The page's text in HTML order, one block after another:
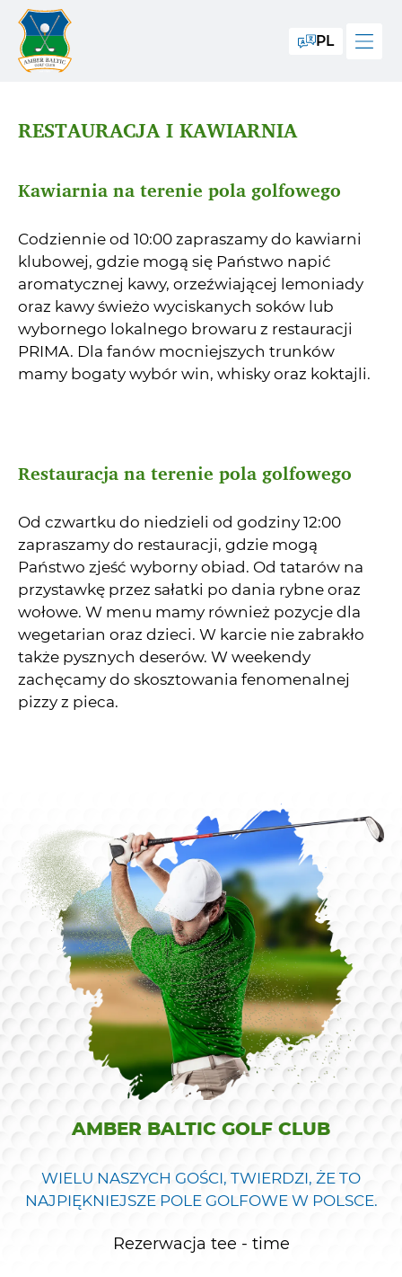
PL
RESTAURACJA I KAWIARNIA
Kawiarnia na terenie pola golfowego
Codziennie od 10:00 zapraszamy do kawiarni
klubowej, gdzie mogą się Państwo napić
aromatycznej kawy, orzeźwiającej lemoniady
oraz kawy świeżo wyciskanych soków lub
wybornego lokalnego browaru z restauracji
PRIMA. Dla fanów mocniejszych trunków
mamy bogaty wybór win, whisky oraz koktajli.
Restauracja na terenie pola golfowego
Od czwartku do niedzieli od godziny 12:00
zapraszamy do restauracji, gdzie mogą
Państwo zjeść wyborny obiad. Od tatarów na
przystawkę przez sałatki po dania rybne oraz
wołowe. W menu mamy również pozycje dla
wegetarian oraz dzieci. W karcie nie zabrakło
także pysznych deserów. W weekendy
zachęcamy do skosztowania fenomenalnej
pizzy z pieca.
AMBER BALTIC GOLF CLUB
WIELU NASZYCH GOŚCI, TWIERDZI, ŻE TO
NAJPIĘKNIEJSZE POLE GOLFOWE W POLSCE.
Rezerwacja tee - time